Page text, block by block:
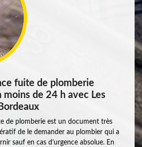
fuite de plomberie
de 24 h avec Les
de plomberie est un document très
de le demander au plombier qui a
sauf en cas d’urgence absolue. En